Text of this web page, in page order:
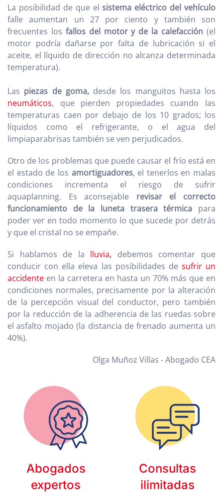
La posibilidad de que elsistema eléctrico del vehículo
falle aumentan un 27 por ciento y también son
frecuentes los fallos del motor y de la calefacción (el
motor podría dañarse por falta de lubricación si el
aceite, el líquido de dirección no alcanza determinada
temperatura).
Las piezas de goma, desde los manguitos hasta los
neumáticos, que pierden propiedades cuando las
temperaturas caen por debajo de los 10 grados; los
líquidos como el refrigerante, o el agua del
limpiaparabrisas también se ven perjudicados.
Otro de los problemas que puede causar el frío está en
el estado de los amortiguadores, el tenerlos en malas
condiciones incrementa el riesgo de sufrir
aquaplanning. Es aconsejable revisar el correcto
funcionamiento de la luneta trasera térmica para
poder ver en todo momento lo que sucede por detrás
y que el cristal no se empañe.
Si hablamos de la lluvia, debemos comentar que
conducir con ella eleva las posibilidades de sufrir un
accidente en la carretera en hasta un 70% más que en
condiciones normales, precisamente por la alteración
de la percepción visual del conductor, pero también
por la reducción de la adherencia de las ruedas sobre
el asfalto mojado (la distancia de frenado aumenta un
40%).
Olga Muñoz Villas - Abogado CEA
Abogados
expertos
Consultas
ilimitadas